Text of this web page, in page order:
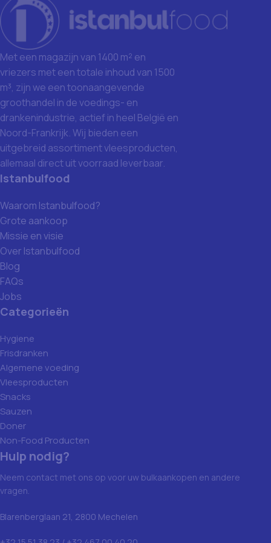
Met een magazijn van 1400 m² en
vriezers met een totale inhoud van 1500
m³, zijn we een toonaangevende
groothandel in de voedings- en
drankenindustrie, actief in heel België en
Noord-Frankrijk. Wij bieden een
uitgebreid assortiment vleesproducten,
allemaal direct uit voorraad leverbaar.
Istanbulfood
Waarom Istanbulfood?
Grote aankoop
Missie en visie
Over Istanbulfood
Blog
FAQs
Jobs
Categorieën
Hygiene
Frisdranken
Algemene voeding
Vleesproducten
Snacks
Sauzen
Doner
Non-Food Producten
Hulp nodig?
Neem contact met ons op voor uw bulkaankopen en andere
vragen.
Blarenberglaan 21, 2800 Mechelen